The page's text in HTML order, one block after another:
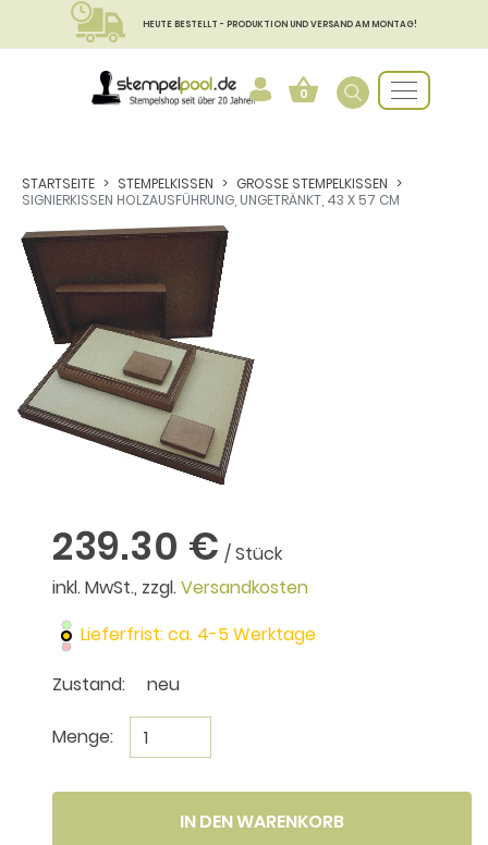
HEUTE BESTELLT - PRODUKTION UND VERSAND AM MONTAG!
0
STARTSEITE STEMPELKISSEN
GROSSE STEMPELKISSEN
SIGNIERKISSEN HOLZAUSFÜHRUNG, UNGETRÄNKT, 43 X 57 CM
239.30 € / Stück
inkl. MwSt., zzgl.Versandkosten
Lieferfrist: ca. 4-5 Werktage
Zustand:
neu
Menge:
IN DEN WARENKORB